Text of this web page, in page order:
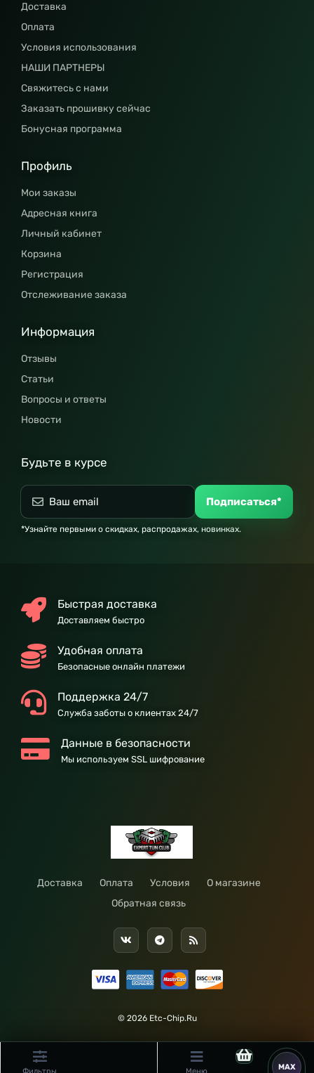
Доставка
Оплата
Условия использования
НАШИ ПАРТНЕРЫ
Свяжитесь с нами
Заказать прошивку сейчас
Бонусная программа
Профиль
Мои заказы
Адресная книга
Личный кабинет
Корзина
Регистрация
Отслеживание заказа
Информация
Отзывы
Статьи
Вопросы и ответы
Новости
Будьте в курсе
Подписаться*
*Узнайте первыми о скидках, распродажах, новинках.
Быстрая доставка
Доставляем быстро
Удобная оплата
Безопасные онлайн платежи
Поддержка 24/7
Служба заботы о клиентах 24/7
Данные в безопасности
Мы используем SSL шифрование
Доставка Оплата Условия
О магазине
Обратная связь
© 2026 Etc-Chip.Ru